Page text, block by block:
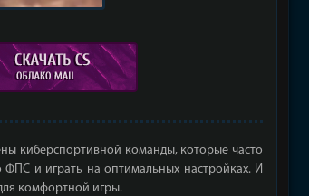
киберспортивной команды, которые часто
и играть на оптимальных настройках. И
комфортной игры.